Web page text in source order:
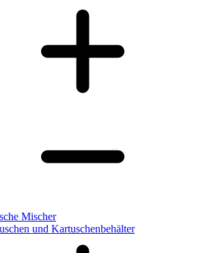
Mischer
und Kartuschenbehälter